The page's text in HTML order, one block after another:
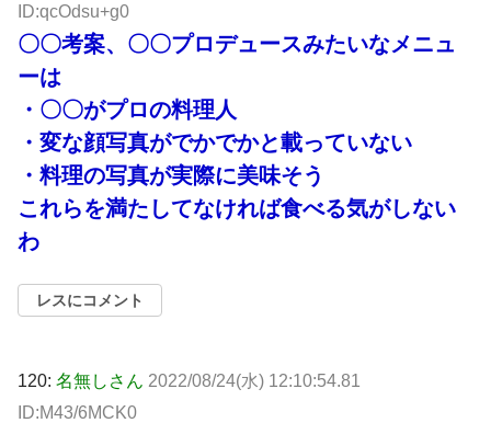
ID:qcOdsu+g0
〇〇考案、〇〇プロデュースみたいなメニュ
ーは
・〇〇がプロの料理人
・変な顔写真がでかでかと載っていない
・料理の写真が実際に美味そう
これらを満たしてなければ食べる気がしない
わ
レスにコメント
120: 名無しさん 2022/08/24(水) 12:10:54.81
ID:M43/6MCK0